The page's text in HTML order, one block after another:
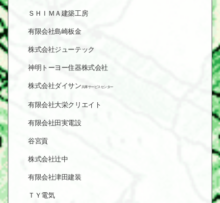
ＳＨＩＭＡ建築工房
有限会社島崎板金
株式会社ジューテック
神明トーヨー住器株式会社
株式会社ダイサン兵庫サービスセンター
有限会社大栄クリエイト
有限会社田実電設
谷宮貢
株式会社辻中
有限会社津田建装
ＴＹ電気